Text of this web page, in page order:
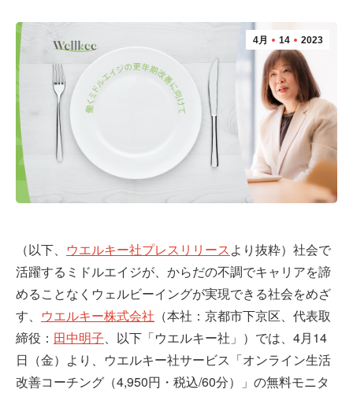
4月 14 2023
（以下、 ウエルキー社プレスリリースより抜粋）社会で
活躍するミドルエイジが、からだの不調でキャリアを諦
めることなくウェルビーイングが実現できる社会をめざ
す、 ウエルキー株式会社 （本社：京都市下京区、代表取
締役： ⽥中明⼦ 、以下「ウエルキー社」）では、4⽉14
⽇（金）より、ウエルキー社サービス「オンライン生活
改善コーチング（4,950円・税込/60分）」の無料モニタ